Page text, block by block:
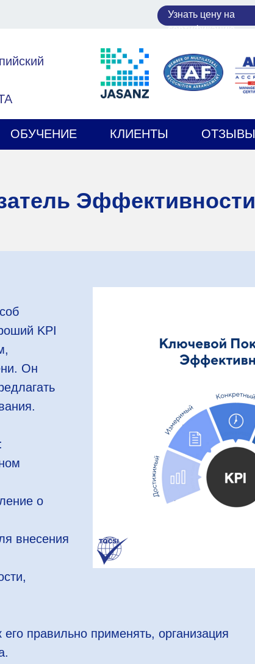
Узнать цену на
сертификацию
ОБУЧЕНИЕ КЛИЕНТЫ ОТЗЫВЫ
Эффективности
KPI
Он
о
внесения
правильно применять, организация